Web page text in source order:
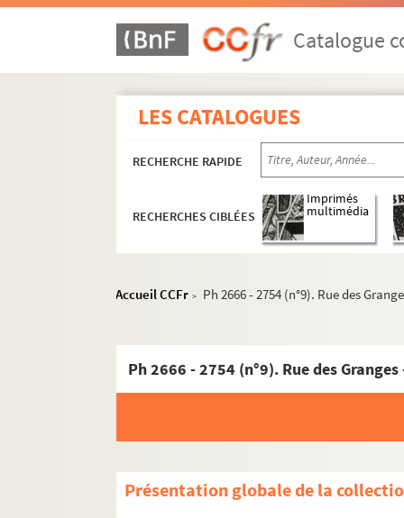
Catalogue
LES CATALOGUES
RECHERCHE RAPIDE
RECHERCHES CIBLÉES
Imprimés
multimédia
Accueil CCFr > Ph 2666 - 2754 (n°9). Rue des
Ph 2666 - 2754 (n°9). Rue des
Présentation globale de la